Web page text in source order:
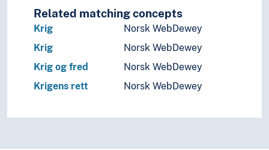
Related matching concepts
Krig
Norsk WebDewey
Krig
Norsk WebDewey
Krig og fred
Norsk WebDewey
Krigens rett
Norsk WebDewey